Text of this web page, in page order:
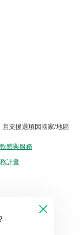
支援選項因國家/地區
體與服務
計畫